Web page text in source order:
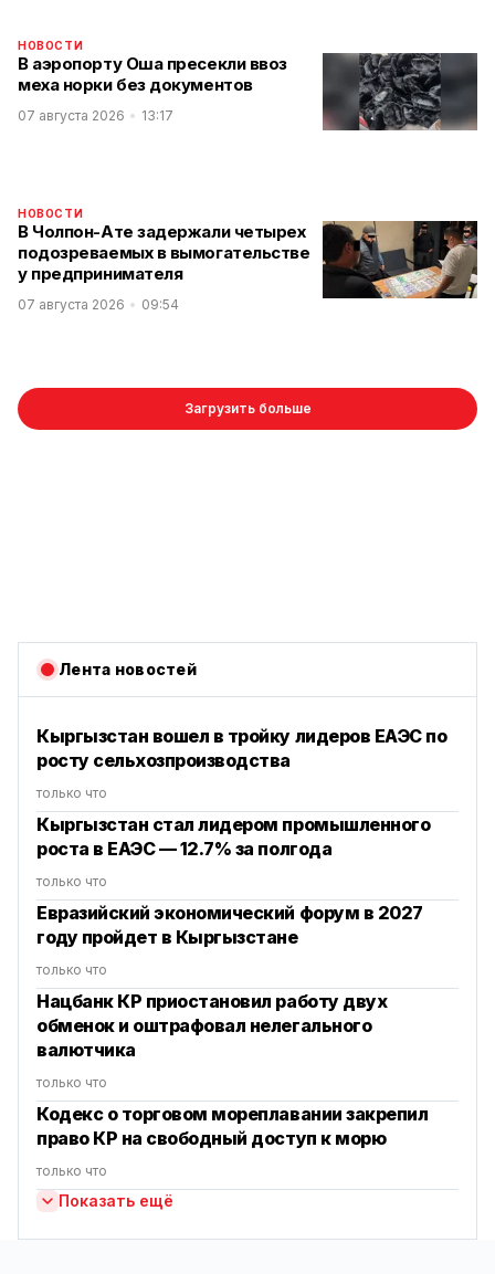
НОВОСТИ
В аэропорту Оша пресекли ввоз
меха норки без документов
07 августа 2026 13:17
НОВОСТИ
В Чолпон-Ате задержали четырех
подозреваемых в вымогательстве
у предпринимателя
07 августа 2026 09:54
Загрузить больше
Лента новостей
Кыргызстан вошел в тройку лидеров ЕАЭС по
росту сельхозпроизводства
только что
Кыргызстан стал лидером промышленного
роста в ЕАЭС — 12.7% за полгода
только что
Евразийский экономический форум в 2027
году пройдет в Кыргызстане
только что
Нацбанк КР приостановил работу двух
обменок и оштрафовал нелегального
валютчика
только что
Кодекс о торговом мореплавании закрепил
право КР на свободный доступ к морю
только что
Показать ещё